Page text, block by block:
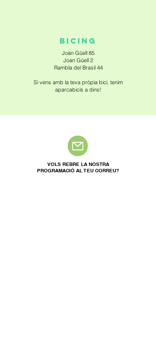
BICING
Joan Güell 85
Joan Güell 2
Rambla del Brasil 44
Si vens amb la teva pròpia bici, tenim
aparcabicis a dins!
VOLS REBRE LA NOSTRA
PROGRAMACIÓ AL TEU CORREU?